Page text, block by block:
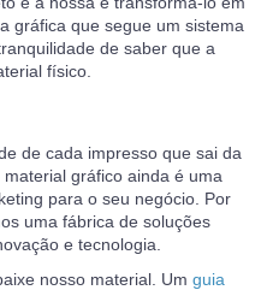
gráfica que segue um sistema
de saber que a
físico.
de cada impresso que sai da
gráfico ainda é uma
para o seu negócio. Por
uma fábrica de soluções
e tecnologia.
nosso material. Um guia